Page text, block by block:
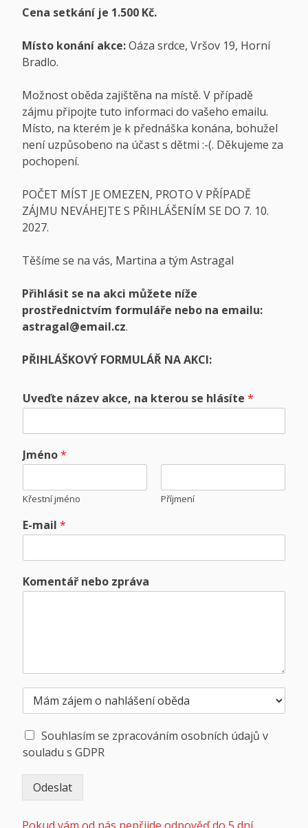
Cena setkání je 1.500 Kč.
Místo konání akce:Oáza srdce, Vršov 19, Horní
Bradlo.
Možnost oběda zajištěna na místě. V případě
zájmu připojte tuto informaci do vašeho emailu.
Místo, na kterém je k přednáška konána, bohužel
není uzpůsobeno na účast s dětmi :-(. Děkujeme za
pochopení.
POČET MÍST JE OMEZEN, PROTO V PŘÍPADĚ
ZÁJMU NEVÁHEJTE S PŘIHLÁŠENÍM SE DO 7. 10.
2027.
Těšíme se na vás, Martina a tým Astragal
Přihlásit se na akci můžete níže
prostřednictvím formuláře nebo na emailu:
astragal@email.cz.
PŘIHLÁŠKOVÝ FORMULÁŘ NA AKCI:
Uveďte název akce, na kterou se hlásíte *
Jméno*
Křestní jméno Příjmení
E-mail *
Komentář nebo zpráva
l
á
e
í
o
S
o
u
h
a
Souhlasím se zpracováním osobních údajů v
souladu s GDPR
Odeslat